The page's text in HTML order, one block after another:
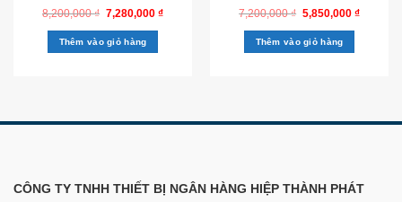
8,200,000₫ 7,280,000 ₫
Thêm vào giỏ hàng
7,200,000₫ 5,850,000 ₫
Thêm vào giỏ hàng
CÔNG TY TNHH THIẾT BỊ NGÂN HÀNG HIỆP THÀNH PHÁT